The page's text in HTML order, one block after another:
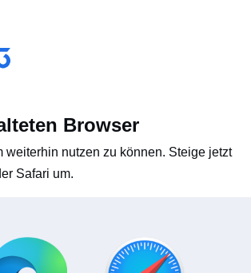
Browser
nutzen zu können. Steige jetzt
Safari um.